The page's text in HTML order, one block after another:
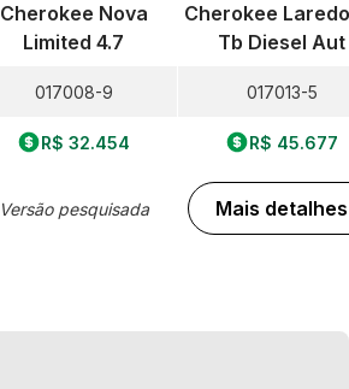
Cherokee Nova
Limited 4.7
017008-9
R$ 32.454
Versão pesquisada
Cherokee
Tb Diesel Aut
017013-5
R$ 45.677
Mais detalhes